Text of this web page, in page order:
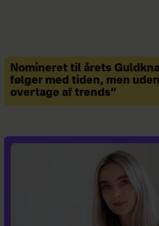
Nomineret til årets
følger med tiden, men
overtage af trends”